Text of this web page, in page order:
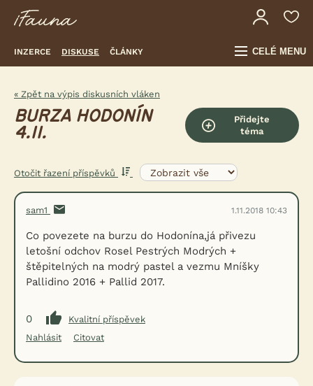
INZERCE DISKUSE ČLÁNKY CELÉ MENU
« Zpět na výpis diskusních vláken
BURZA HODONÍN
4.11.
Přidejte
téma
Otočit řazení příspěvků
sam1 1.11.2018 10:43
Co povezete na burzu do Hodonína,já přivezu
letošní odchov Rosel Pestrých Modrých +
štěpitelných na modrý pastel a vezmu Mníšky
Pallidino 2016 + Pallid 2017.
0
Kvalitní příspěvek
Nahlásit
Citovat